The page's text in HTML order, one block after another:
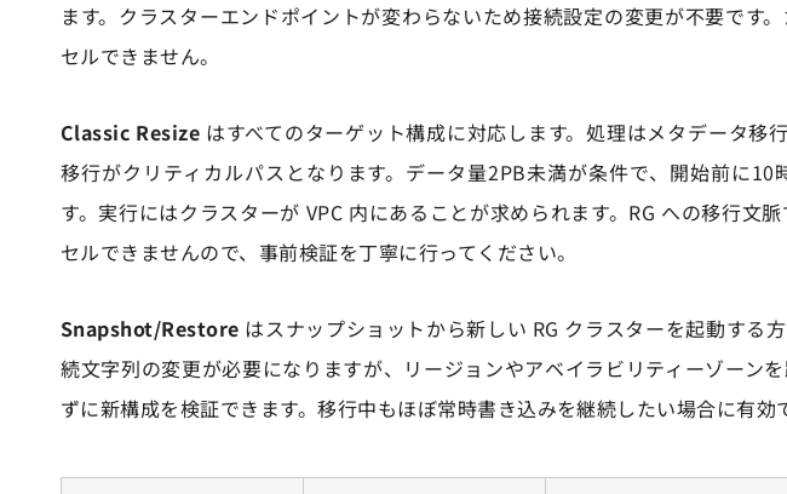
ます。クラスターエンドポイントが変わらないため接続設定の変更が不要です
セルできません。
Classic Resize はすべてのターゲット構成に対応します。処理はメタデータ移
移行がクリティカルパスとなります。データ量2PB未満が条件で、開始前に
す。実行にはクラスターが VPC 内にあることが求められます。RG への移行文
セルできませんので、事前検証を丁寧に行ってください。
Snapshot/Restore はスナップショットから新しい RG クラスターを起動する
続文字列の変更が必要になりますが、リージョンやアベイラビリティーゾーン
ずに新構成を検証できます。移行中もほぼ常時書き込みを継続したい場合に有効